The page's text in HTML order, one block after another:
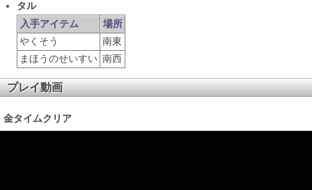
タル
入手アイテム
場所
やくそう
南東
まほうのせいすい 南西
プレイ動画
金タイムクリア